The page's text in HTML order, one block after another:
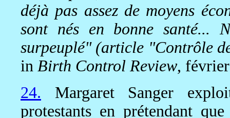
déjà pas assez de moyens
sont nés en bonne santé...
surpeuplé" (article "Contrôle
in Birth Control Review,
24. Margaret Sanger
protestants en prétendant